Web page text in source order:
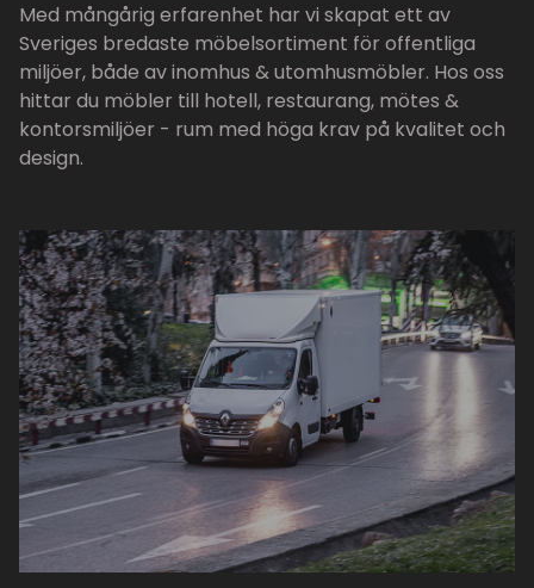
Med mångårig erfarenhet har vi skapat ett av
Sveriges bredaste möbelsortiment för offentliga
miljöer, både av inomhus & utomhusmöbler. Hos oss
hittar du möbler till hotell, restaurang, mötes &
kontorsmiljöer - rum med höga krav på kvalitet och
design.